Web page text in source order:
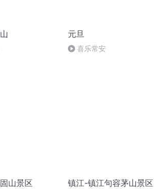
元旦
喜乐常安
山景区 镇江-镇江句容茅山景区